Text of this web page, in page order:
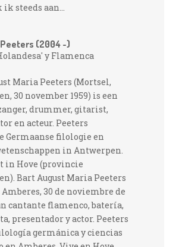
ik steeds aan...
(2004 -)
y Flamenca
Maria Peeters (Mortsel,
30 november 1959) is een
drummer, gitarist,
en acteur. Peeters
Germaanse filologie en
in Antwerpen.
in Hove (provincie
Bart August Maria Peeters
30 de noviembre de
cantante flamenco, batería,
presentador y actor. Peeters
germánica y ciencias